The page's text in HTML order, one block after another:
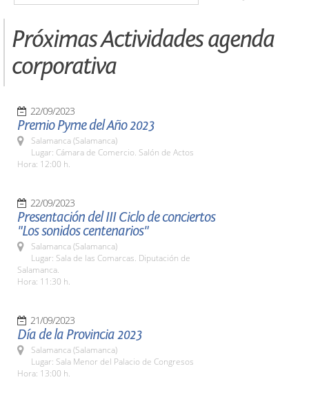
Próximas Actividades agenda
corporativa
22/09/2023
Premio Pyme del Año 2023
Salamanca (Salamanca)
Lugar: Cámara de Comercio. Salón de Actos
Hora: 12:00 h.
22/09/2023
Presentación del III Ciclo de conciertos
"Los sonidos centenarios"
Salamanca (Salamanca)
Lugar: Sala de las Comarcas. Diputación de
Salamanca.
Hora: 11:30 h.
21/09/2023
Día de la Provincia 2023
Salamanca (Salamanca)
Lugar: Sala Menor del Palacio de Congresos
Hora: 13:00 h.